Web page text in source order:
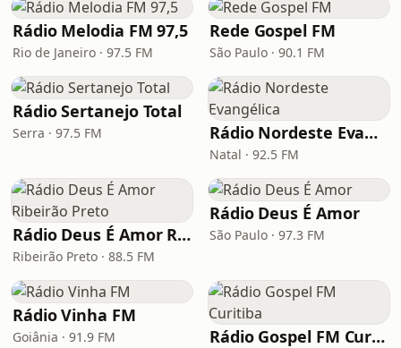
Rádio Melodia FM 97,5
Rio de Janeiro · 97.5 FM
Rede Gospel FM
São Paulo · 90.1 FM
Rádio Sertanejo Total
Serra · 97.5 FM Rádio Nordeste Evangélica
Natal · 92.5 FM
Rádio Deus É Amor Ribeirão Preto
Ribeirão Preto · 88.5 FM
Rádio Deus É Amor
São Paulo · 97.3 FM
Rádio Vinha FM
Goiânia · 91.9 FM Rádio Gospel FM Curitiba